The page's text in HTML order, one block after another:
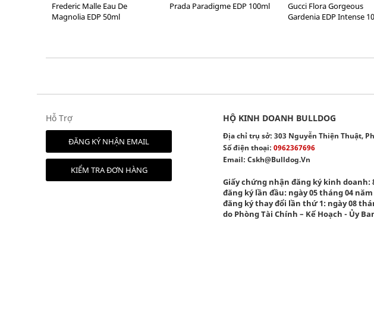
Frederic Malle Eau De
Magnolia EDP 50ml
Prada Paradigme EDP 100ml
Gucci Flora Gorgeous
Gardenia EDP Intense
Hỗ Trợ
ĐĂNG KÝ NHẬN EMAIL
KIỂM TRA ĐƠN HÀNG
HỘ KINH DOANH BULLDOG
Địa chỉ trụ sở: 303 Nguyễn Thiện Thuật,
Số điện thoại: 0962367696
Email: Cskh@bulldog.vn
Giấy chứng nhận đăng ký kinh doanh:
đăng ký lần đầu: ngày 05 tháng 04 năm
đăng ký thay đổi lần thứ 1: ngày 08
do Phòng Tài Chính – Kế Hoạch - Ủy